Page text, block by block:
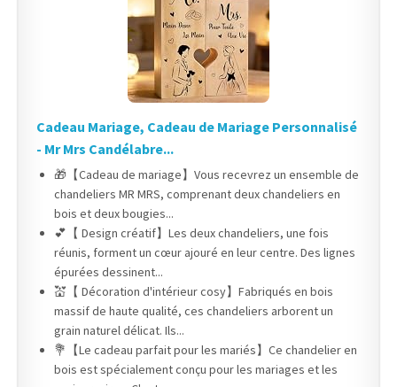
Cadeau Mariage, Cadeau de Mariage Personnalisé
- Mr Mrs Candélabre...
🎁【Cadeau de mariage】Vous recevrez un ensemble de
chandeliers MR MRS, comprenant deux chandeliers en
bois et deux bougies...
💕【 Design créatif】Les deux chandeliers, une fois
réunis, forment un cœur ajouré en leur centre. Des lignes
épurées dessinent...
💒【 Décoration d'intérieur cosy】Fabriqués en bois
massif de haute qualité, ces chandeliers arborent un
grain naturel délicat. Ils...
💐【Le cadeau parfait pour les mariés】Ce chandelier en
bois est spécialement conçu pour les mariages et les